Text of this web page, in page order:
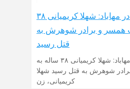
قتل ناموسی در مهاباد: شهلا کریمیانی ۳۸
همسر و برادر شوهرش به
قتل رسید
قتل ناموسی در مهاباد: شهلا کریمیانی ۳۸ ساله به
شوهرش به قتل رسید شهلا
کریمیانی، زن